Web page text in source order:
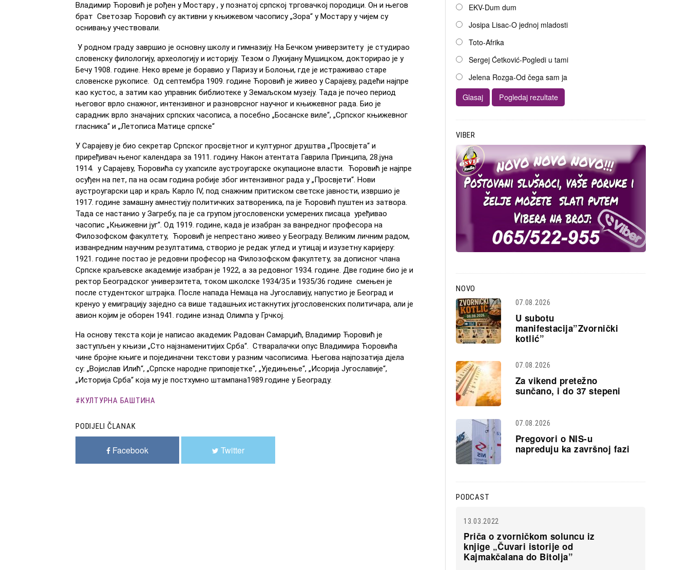
Владимир Ћоровић је рођен у Мостару , у познатој српској трговачкој породици. Он и његов
брат Светозар Ћоровић су активни у књижевом часопису „Зора“ у Мостару у чијем су
оснивању учествовали.
У родном граду завршио је основну школу и гимназију. На Бечком универзитету је студирао
словенску филологију, археологију и историју. Тезом о Лукијану Мушицком, докторирао је у
Бечу 1908. године. Неко време је боравио у Паризу и Болоњи, где је истраживао старе
словенске рукописе. Од септембра 1909. године Ћоровић је живео у Сарајеву, радећи најпре
као кустос, а затим као управник библиотеке у Земаљском музеју. Тада је почео период
његовог врло снажног, интензивног и разноврсног научног и књижевног рада. Био је
сарадник врло значајних српских часописа, а посебно „Босанске виле“, „Српског књижевног
гласника“ и „Летописа Матице српске“
У Сарајеву је био секретар Српског просвјетног и културног друштва „Просвјета“ и
приређивач њеног календара за 1911. годину. Након атентата Гаврила Принципа, 28.јуна
1914. у Сарајеву, Ћоровића су ухапсиле аустроугарске окупационе власти. Ћоровић је најпре
осуђен на пет, па на осам година робије због интензивног рада у „Просвјети“. Нови
аустроугарски цар и краљ Карло IV, под снажним притиском светске јавности, извршио је
1917. године замашну амнестију политичких затвореника, па је Ћоровић пуштен из затвора.
Тада се настанио у Загребу, па је са групом југословенски усмерених писаца уређивао
часопис „Књижевни југ“. Од 1919. године, када је изабран за ванредног професора на
Филозофском факултету, Ћоровић је непрестано живео у Београду. Великим личним радом,
изванредним научним резултатима, створио је редак углед и утицај и изузетну каријеру:
1921. године постао је редовни професор на Филозофском факултету, за дописног члана
Српске краљевске академије изабран је 1922, а за редовног 1934. године. Две године био је и
ректор Београдског универзитета, током школске 1934/35 и 1935/36 године смењен је
после студентског штрајка. После напада Немаца на Југославију, напустио је Београд и
кренуо у емиграцију заједно са више тадашњих истакнутих југословенских политичара, али је
авион којим је оборен 1941. године изнад Олимпа у Грчкој.
На основу текста који је написао академик Радован Самарџић, Владимир Ћоровић је
заступљен у књизи „Сто најзнаменитијих Срба“. Стваралачки опус Владимира Ћоровића
чине бројне књиге и појединачни текстови у разним часописима. Његова најпозатија дјела
су: „Војислав Илић“, „Српске народне приповјетке“, „Уједињење“, „Исорија Југославије“,
„Историја Срба“ која му је постхумно штампана1989.године у Београду.
КУЛТУРНА БАШТИНА
PODIJELI ČLANAK
Facebook Twitter
EKV-Dum dum
Josipa Lisac-O jednoj mladosti
Toto-Afrika
Sergej Ćetković-Pogledi u tami
Jelena Rozga-Od čega sam ja
VIBER
NOVO
07.08.2026
U subotu
manifestacija”Zvornički
kotlić”
07.08.2026
Za vikend pretežno
sunčano, i do 37 stepeni
07.08.2026
Pregovori o NIS-u
napreduju ka završnoj fazi
PODCAST
13.03.2022
Priča o zvorničkom soluncu iz
knjige „Čuvari istorije od
Kajmakčalana do Bitolja”